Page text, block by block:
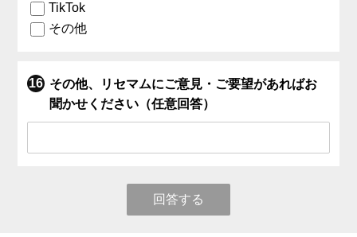
TikTok
その他
その他、リセマムにご意見・ご要望があればお
聞かせください（任意回答）
回答する